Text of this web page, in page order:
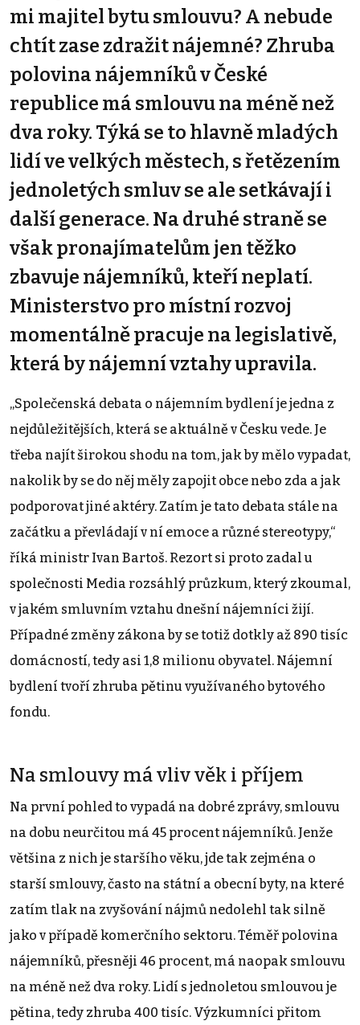
mi majitel bytu smlouvu? A nebude
chtít zase zdražit nájemné? Zhruba
polovina nájemníků v České
republice má smlouvu na méně než
dva roky. Týká se to hlavně mladých
lidí ve velkých městech, s řetězením
jednoletých smluv se ale setkávají i
další generace. Na druhé straně se
však pronajímatelům jen těžko
zbavuje nájemníků, kteří neplatí.
Ministerstvo pro místní rozvoj
momentálně pracuje na legislativě,
která by nájemní vztahy upravila.
„Společenská debata o nájemním bydlení je jedna z
nejdůležitějších, která se aktuálně v Česku vede. Je
třeba najít širokou shodu na tom, jak by mělo vypadat,
nakolik by se do něj měly zapojit obce nebo zda a jak
podporovat jiné aktéry. Zatím je tato debata stále na
začátku a převládají v ní emoce a různé stereotypy,“
říká ministr Ivan Bartoš. Rezort si proto zadal u
společnosti Media rozsáhlý průzkum, který zkoumal,
v jakém smluvním vztahu dnešní nájemníci žijí.
Případné změny zákona by se totiž dotkly až 890 tisíc
domácností, tedy asi 1,8 milionu obyvatel. Nájemní
bydlení tvoří zhruba pětinu využívaného bytového
fondu.
Na smlouvy má vliv věk i příjem
Na první pohled to vypadá na dobré zprávy, smlouvu
na dobu neurčitou má 45 procent nájemníků. Jenže
většina z nich je staršího věku, jde tak zejména o
starší smlouvy, často na státní a obecní byty, na které
zatím tlak na zvyšování nájmů nedolehl tak silně
jako v případě komerčního sektoru. Téměř polovina
nájemníků, přesněji 46 procent, má naopak smlouvu
na méně než dva roky. Lidí s jednoletou smlouvou je
pětina, tedy zhruba 400 tisíc. Výzkumníci přitom